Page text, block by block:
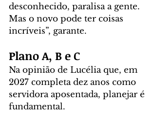
desconhecido, paralisa a gente.
Mas o novo pode ter coisas
incríveis”, garante.
Plano A, B e C
Na opinião de Lucélia que, em
2027 completa dez anos como
servidora aposentada, planejar é
fundamental.